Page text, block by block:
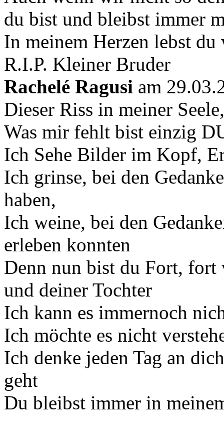
du bist und bleibst immer
In meinem Herzen lebst
R.I.P. Kleiner Bruder
Rachelé Ragusi am
Dieser Riss in meiner
Was mir fehlt bist einzig
Ich Sehe Bilder im Kopf,
Ich grinse, bei den
haben,
Ich weine, bei den
erleben konnten
Denn nun bist du Fort, fort
und deiner Tochter
Ich kann es immernoch
Ich möchte es nicht
Ich denke jeden Tag an
geht
Du bleibst immer in